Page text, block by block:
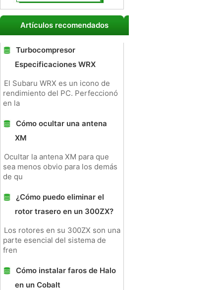
Artículos recomendados
Turbocompresor
Especificaciones WRX
El Subaru WRX es un icono de
rendimiento del PC. Perfeccionó
en la
Cómo ocultar una antena
XM
Ocultar la antena XM para que
sea menos obvio para los demás
de qu
¿Cómo puedo eliminar el
rotor trasero en un 300ZX?
Los rotores en su 300ZX son una
parte esencial del sistema de
fren
Cómo instalar faros de Halo
en un Cobalt